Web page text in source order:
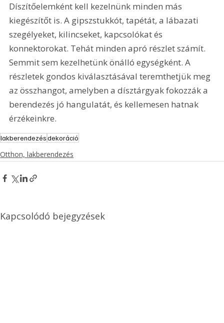
Díszítőelemként kell kezelnünk minden más
kiegészítőt is. A gipszstukkót, tapétát, a lábazati
szegélyeket, kilincseket, kapcsolókat és
konnektorokat. Tehát minden apró részlet számít.
Semmit sem kezelhetünk önálló egységként. A
részletek gondos kiválasztásával teremthetjük meg
az összhangot, amelyben a dísztárgyak fokozzák a
berendezés jó hangulatát, és kellemesen hatnak
érzékeinkre.
lakberendezésdekoráció
Otthon, lakberendezés
Kapcsolódó bejegyzések